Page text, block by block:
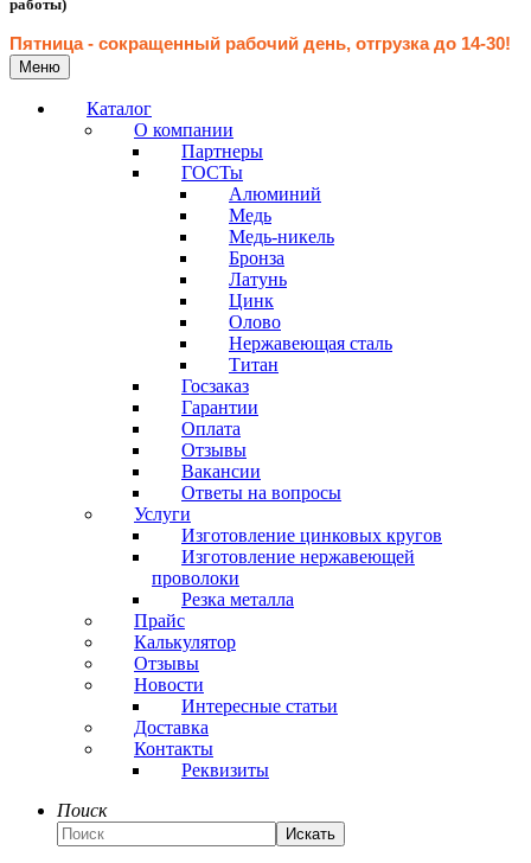
работы)
Пятница - сокращенный рабочий день, отгрузка до 14-30!
Меню
Каталог
О компании
Партнеры
ГОСТы
Алюминий
Медь
Медь-никель
Бронза
Латунь
Цинк
Олово
Нержавеющая сталь
Титан
Госзаказ
Гарантии
Оплата
Отзывы
Вакансии
Ответы на вопросы
Услуги
Изготовление цинковых кругов
Изготовление нержавеющей
проволоки
Резка металла
Прайс
Калькулятор
Отзывы
Новости
Интересные статьи
Доставка
Контакты
Реквизиты
Поиск
Искать